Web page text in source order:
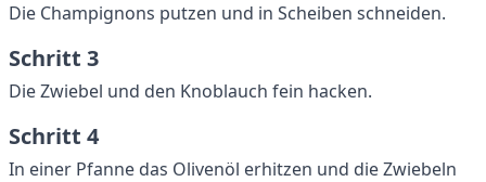
Die Champignons putzen und in Scheiben schneiden.
Schritt 3
Die Zwiebel und den Knoblauch fein hacken.
Schritt 4
In einer Pfanne das Olivenöl erhitzen und die Zwiebeln